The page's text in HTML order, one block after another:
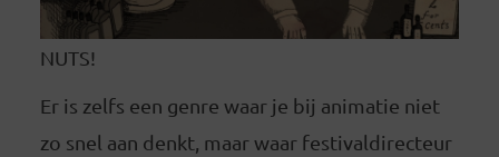
NUTS!
Er is zelfs een genre waar je bij animatie niet
zo snel aan denkt, maar waar festivaldirecteur